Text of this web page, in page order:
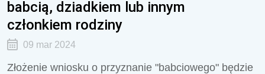
babcią, dziadkiem lub innym
członkiem rodziny
09 mar 2024
Złożenie wniosku o przyznanie "babciowego" będzie